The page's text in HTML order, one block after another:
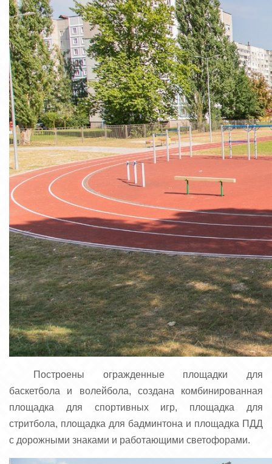
Построены огражденные площадки для
баскетбола и волейбола, создана комбинированная
площадка для спортивных игр, площадка для
стритбола, площадка для бадминтона и площадка ПДД
с дорожными знаками и работающими светофорами.